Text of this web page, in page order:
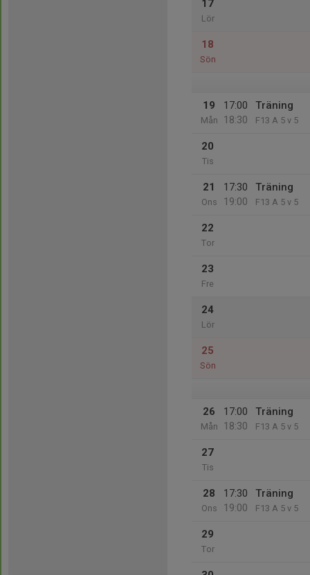
17
Lör
18
Sön
19
Mån
17:00
18:30
Träning
F13 A 5 v 5
20
Tis
21
Ons
17:30
19:00
Träning
F13 A 5 v 5
22
Tor
23
Fre
24
Lör
25
Sön
26
Mån
17:00
18:30
Träning
F13 A 5 v 5
27
Tis
28
Ons
17:30
19:00
Träning
F13 A 5 v 5
29
Tor